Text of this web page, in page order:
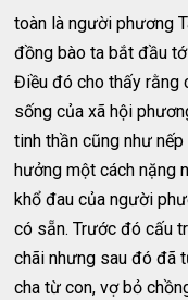
toàn là người phương
đồng bào ta bắt đầu
Điều đó cho thấy rằng
sống của xã hội
tinh thần cũng như
hưởng một cách nặng
khổ đau của người
có sẵn. Trước đó cấu
chãi nhưng sau đó đã
cha từ con, vợ bỏ